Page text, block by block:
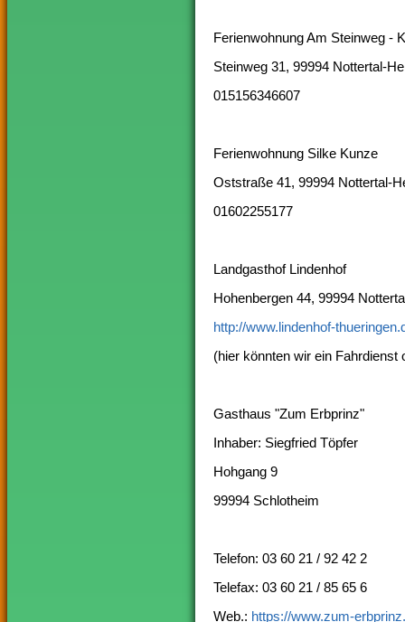
Ferienwohnung Am Steinweg -
Steinweg 31, 99994 Nottertal-
015156346607
Ferienwohnung Silke Kunze
Oststraße 41, 99994 Nottertal-
01602255177
Landgasthof Lindenhof
Hohenbergen 44, 99994
http://www.lindenhof-
(hier könnten wir ein Fahrdienst
Gasthaus "Zum Erbprinz"
Inhaber: Siegfried Töpfer
Hohgang 9
99994 Schlotheim
Telefon: 03 60 21 / 92 42 2
Telefax: 03 60 21 / 85 65 6
Web.: https://www.zum-